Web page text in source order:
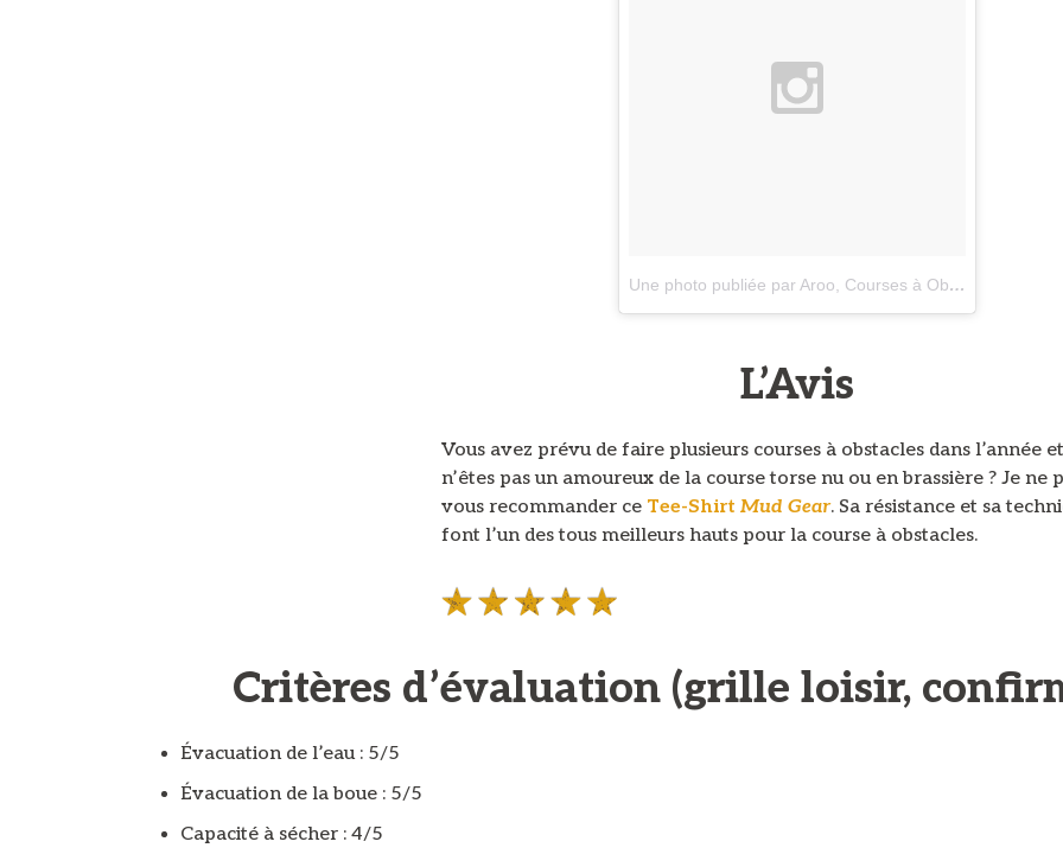
Une photo publiée par Aroo, Courses à Obstacles (@aroo_fr)
L’Avis
Vous avez prévu de faire plusieurs courses à obstacles dans l’année
n’êtes pas un amoureux de la course torse nu ou en brassière ? Je ne
vous recommander ce Tee-Shirt Mud Gear. Sa résistance et sa
font l’un des tous meilleurs hauts pour la course à obstacles.
Critères d’évaluation (grille loisir,
Évacuation de l’eau : 5/5
Évacuation de la boue : 5/5
Capacité à sécher : 4/5